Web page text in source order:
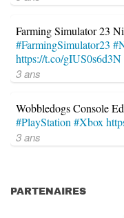
Farming Simulator 23
#FarmingSimulator23
https://t.co/gIUS0s6d3N
3 ans
Wobbledogs Console
#PlayStation #Xbox
3 ans
PARTENAIRES